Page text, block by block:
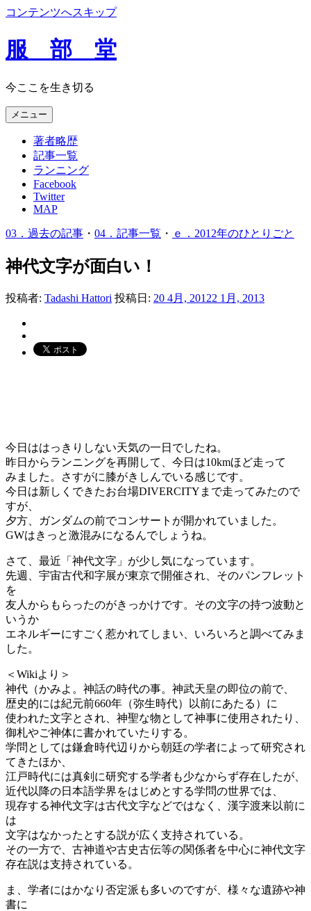
コンテンツへスキップ
服 部 堂
今ここを生き切る
メニュー
著者略歴
記事一覧
ランニング
Facebook
Twitter
MAP
03．過去の記事 ・ 04．記事一覧 ・ ｅ．2012年のひとりごと
神代文字が面白い！
投稿者: Tadashi Hattori 投稿日: 20 4月, 20122 1月, 2013
今日ははっきりしない天気の一日でしたね。
昨日からランニングを再開して、今日は10kmほど走って
みました。さすがに膝がきしんでいる感じです。
今日は新しくできたお台場DIVERCITYまで走ってみたので
すが、
夕方、ガンダムの前でコンサートが開かれていました。
GWはきっと激混みになるんでしょうね。
さて、最近「神代文字」が少し気になっています。
先週、宇宙古代和字展が東京で開催され、そのパンフレット
を
友人からもらったのがきっかけです。その文字の持つ波動と
いうか
エネルギーにすごく惹かれてしまい、いろいろと調べてみま
した。
＜Wikiより＞
神代（かみよ。神話の時代の事。神武天皇の即位の前で、
歴史的には紀元前660年（弥生時代）以前にあたる）に
使われた文字とされ、神聖な物として神事に使用されたり、
御札やご神体に書かれていたりする。
学問としては鎌倉時代辺りから朝廷の学者によって研究され
てきたほか、
江戸時代には真剣に研究する学者も少なからず存在したが、
近代以降の日本語学界をはじめとする学問の世界では、
現存する神代文字は古代文字などではなく、漢字渡来以前に
は
文字はなかったとする説が広く支持されている。
その一方で、古神道や古史古伝等の関係者を中心に神代文字
存在説は支持されている。
ま、学者にはかなり否定派も多いのですが、様々な遺跡や神
書に